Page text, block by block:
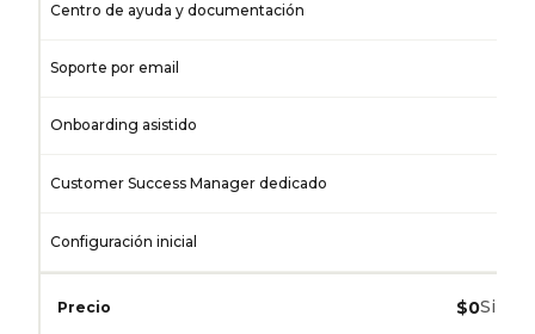
Centro de ayuda y documentación
Soporte por email
Onboarding asistido
Customer Success Manager dedicado
Configuración inicial
Precio $0Sin